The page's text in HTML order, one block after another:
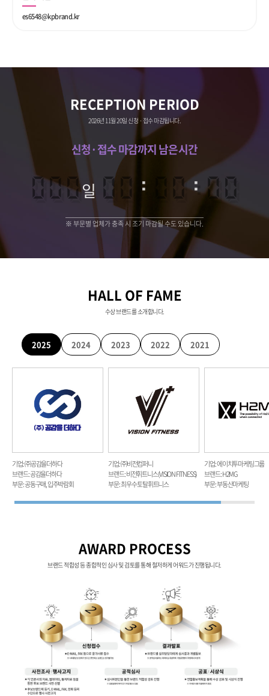
es6548@kpbrand.kr
RECEPTION PERIOD
2026년 11월 20일 신청 · 접수 마감됩니다.
신청·접수 마감까지 남은시간
000일 00 : 00:00
※ 부문별 업체가 충족 시 조기 마감될 수도 있습니다.
HALL OF FAME
수상 브랜드를 소개합니다.
2025 2024 2023 2022 2021
기업 : ㈜공감을더하다
브랜드 : 공감을더하다
부문 : 공동구매, 입주박람회
기업 : ㈜비전컴퍼니
브랜드 : 비전휘트니스 (VISION FITNESS)
부문 : 최우수 토탈휘트니스
기업 : 에이치투마케팅그룹
브랜드 : H2MG
부문 : 부동산마케팅
AWARD PROCESS
브랜드 적합성 등 종합적인 심사 및 검토를 통해 철저하게 어워드가 진행됩니다.